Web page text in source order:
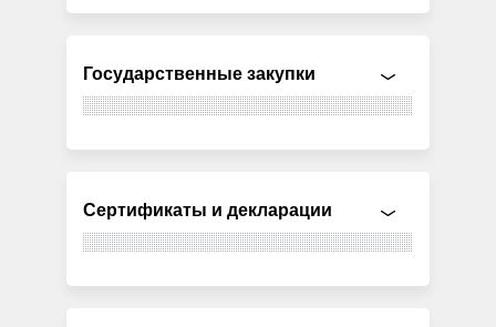
Государственные закупки
Сертификаты и декларации